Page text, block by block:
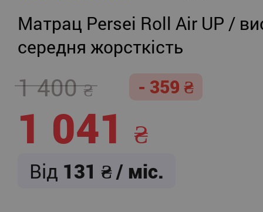
Матрац Persei Roll Air UP /
середня жорсткість
1 400 - 359
1 041
Від 131 / міс.